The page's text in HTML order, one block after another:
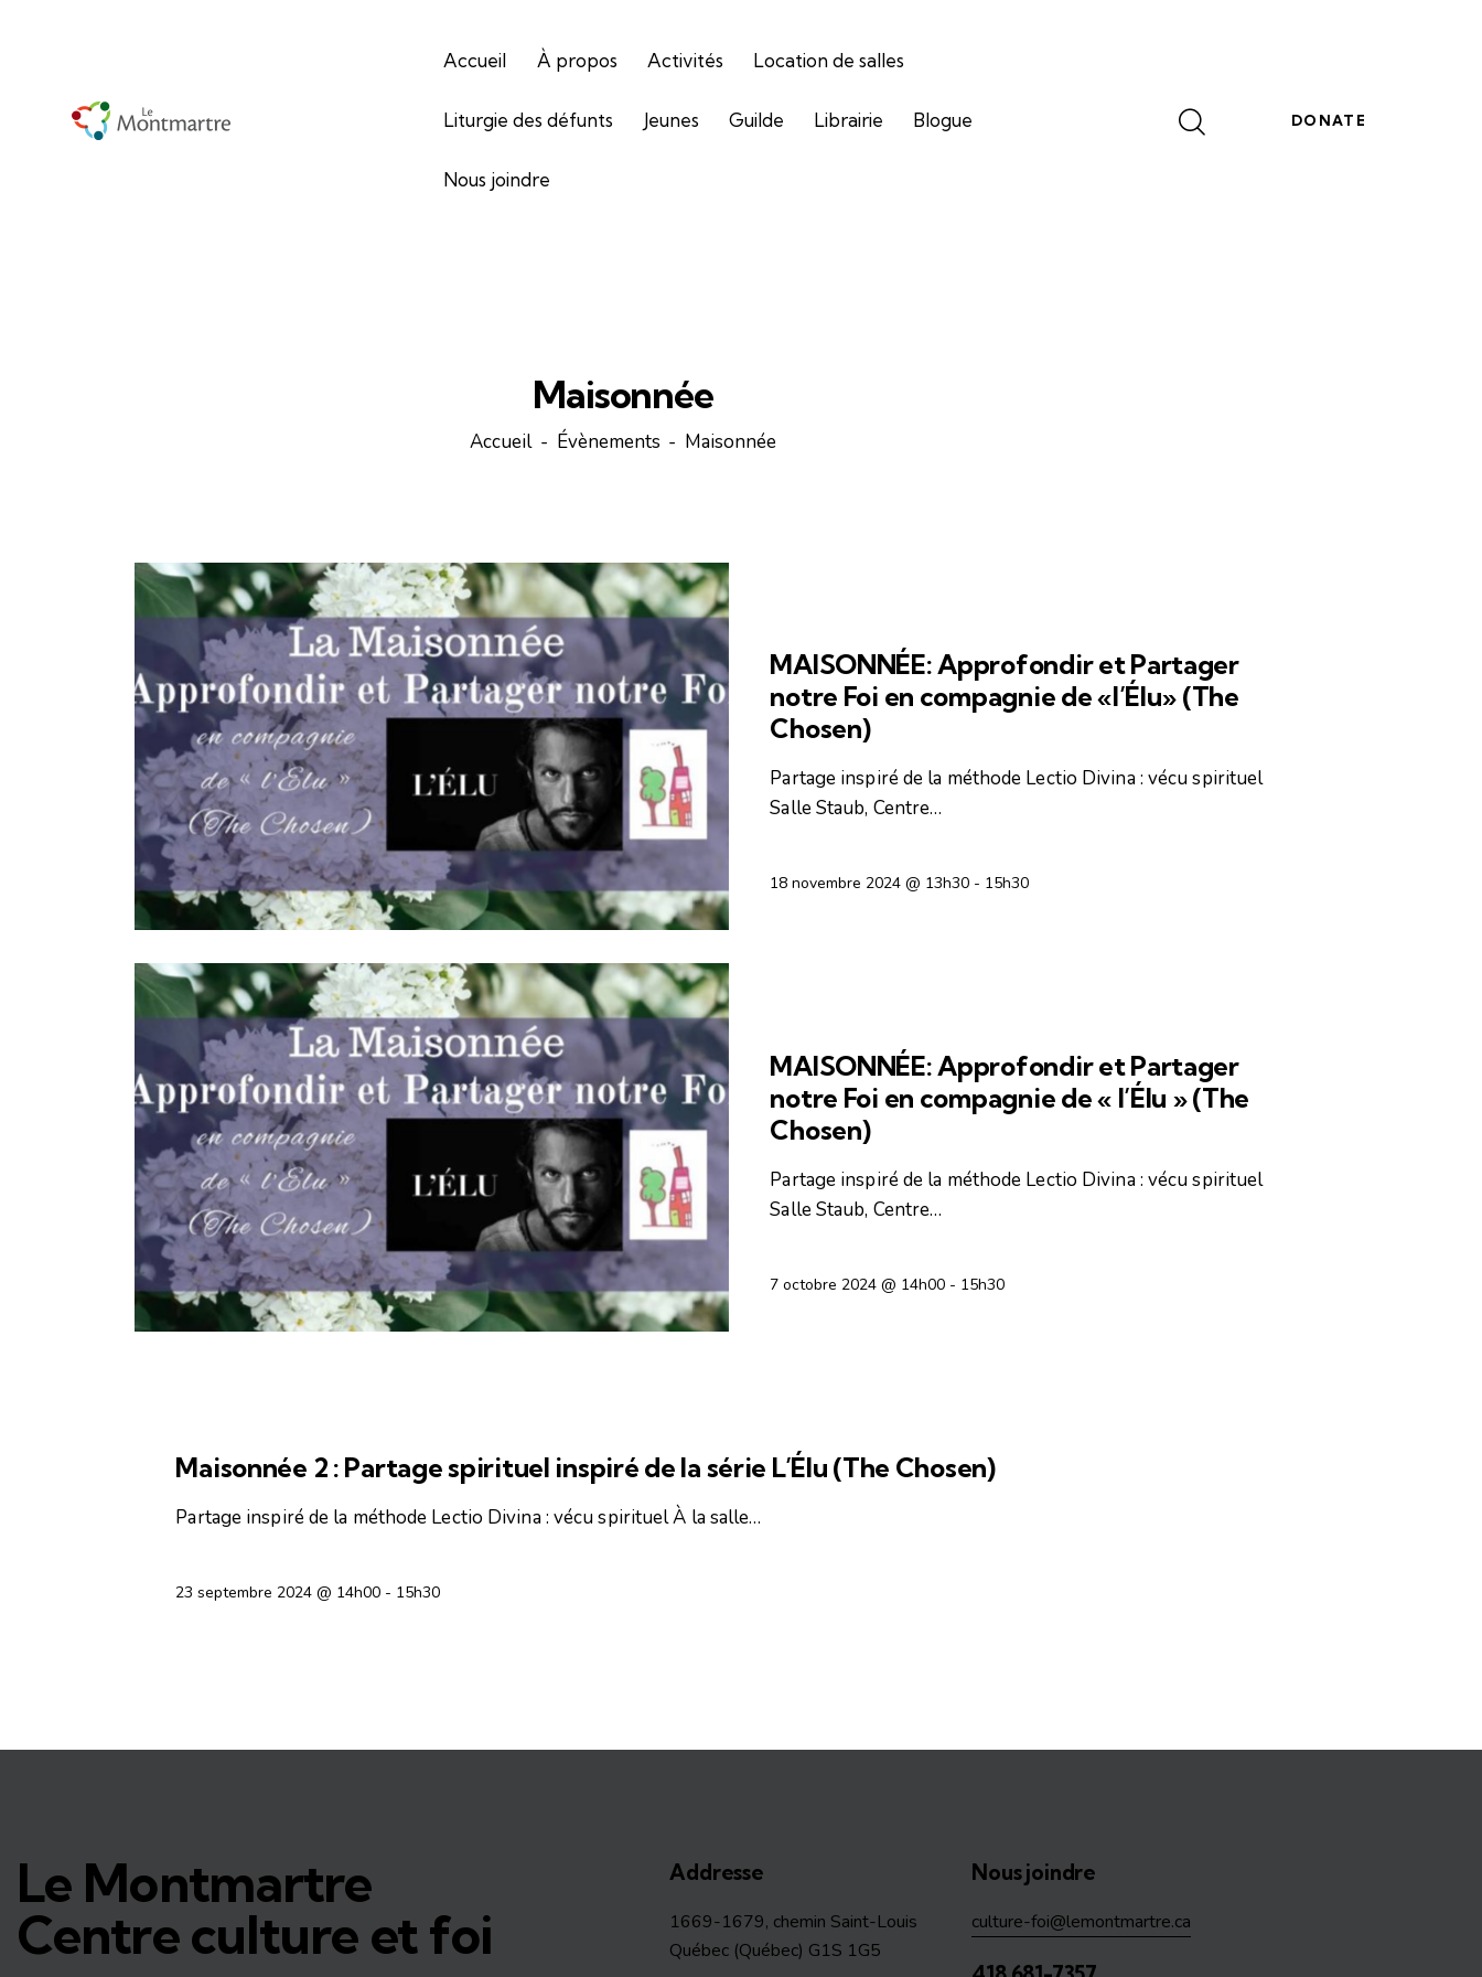
Accueil À propos Activités Location de salles
Liturgie des défunts Jeunes Guilde Librairie Blogue
Nous joindre
DONATE
Maisonnée
Accueil Évènements Maisonnée
MAISONNÉE: Approfondir et Partager
notre Foi en compagnie de «l’Élu» (The
Chosen)
Partage inspiré de la méthode Lectio Divina : vécu spirituel
Salle Staub, Centre…
18 novembre 2024 @ 13h30 - 15h30
MAISONNÉE: Approfondir et Partager
notre Foi en compagnie de « l’Élu » (The
Chosen)
Partage inspiré de la méthode Lectio Divina : vécu spirituel
Salle Staub, Centre…
7 octobre 2024 @ 14h00 - 15h30
Maisonnée 2 : Partage spirituel inspiré de la série L’Élu (The Chosen)
Partage inspiré de la méthode Lectio Divina : vécu spirituel À la salle…
23 septembre 2024 @ 14h00 - 15h30
Le Montmartre
Centre culture et foi
Addresse
1669-1679, chemin Saint-Louis
Québec (Québec) G1S 1G5
Nous joindre
culture-foi@lemontmartre.ca